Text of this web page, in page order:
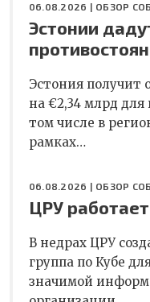
06.08.2026 | ОБЗОР
Эстонии
Эстония получит
на €2,34 млрд
том числе в
рамках…
06.08.2026 | ОБЗОР
ЦРУ
В недрах ЦРУ
группа по Кубе
значимой